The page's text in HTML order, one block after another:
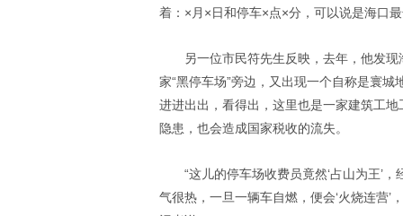
着：×月×日和停车×点×分，可以说是海口
另一位市民符先生反映，去年，他发
家“黑停车场”旁边，又出现一个自称是寰
进进出出，看得出，这里也是一家建筑工
隐患，也会造成国家税收的流失。
“这儿的停车场收费员竟然‘占山为王’
气很热，一旦一辆车自燃，便会‘火烧连营